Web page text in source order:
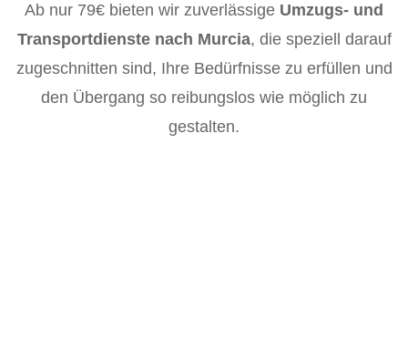
Ab nur 79€ bieten wir zuverlässige Umzugs- und
Transportdienste nach Murcia, die speziell darauf
zugeschnitten sind, Ihre Bedürfnisse zu erfüllen und
den Übergang so reibungslos wie möglich zu
gestalten.